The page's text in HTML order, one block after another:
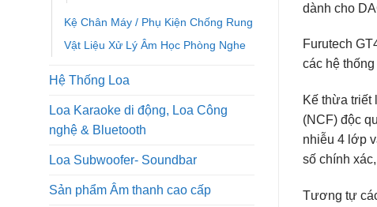
Kệ Chân Máy / Phụ Kiện Chống Rung
Vật Liệu Xử Lý Âm Học Phòng Nghe
Hệ Thống Loa
Loa Karaoke di động, Loa Công
nghệ & Bluetooth
Loa Subwoofer- Soundbar
Sản phẩm Âm thanh cao cấp
dành cho
Furutech
các hệ
Kế thừa triết
(NCF) độc
nhiễu 4 lớp
số chính
Tương tự